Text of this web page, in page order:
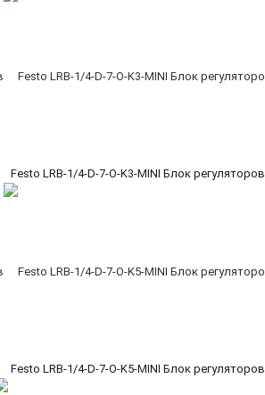
Festo LRB-1/4-D-7-O-K3-MINI Блок регуляторов
Festo LRB-1/4-D-7-O-K5-MINI Блок регуляторов